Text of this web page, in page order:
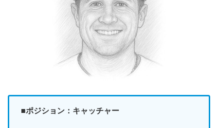
■ポジション：キャッチャー